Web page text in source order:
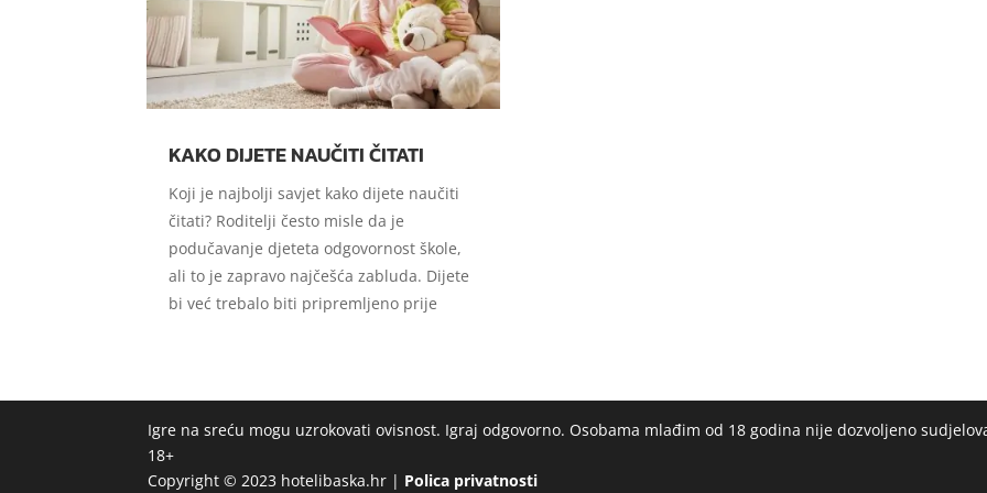
KAKO DIJETE NAUČITI ČITATI
Koji je najbolji savjet kako dijete naučiti
čitati? Roditelji često misle da je
podučavanje djeteta odgovornost škole,
ali to je zapravo najčešća zabluda. Dijete
bi već trebalo biti pripremljeno prije
Igre na sreću mogu uzrokovati ovisnost. Igraj odgovorno. Osobama mlađim od 18 godina nije dozvoljeno
18+
Copyright © 2023 hotelibaska.hr | Polica privatnosti